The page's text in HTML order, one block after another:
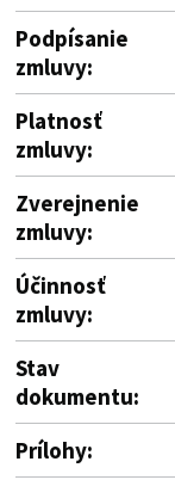
Podpísanie
zmluvy:
Platnosť
zmluvy:
Zverejnenie
zmluvy:
Účinnosť
zmluvy:
Stav
dokumentu:
Prílohy: